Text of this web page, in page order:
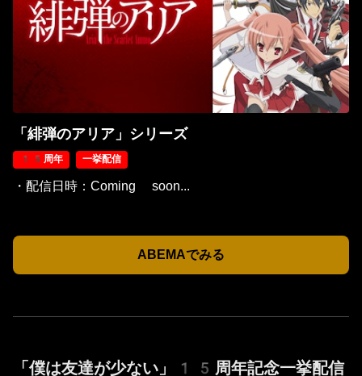
「緋弾のアリア」シリーズ
15周年 一挙配信
・配信日時：Coming soon...
ABEMAでみる
「僕は友達が少ない」15周年記念一挙配信